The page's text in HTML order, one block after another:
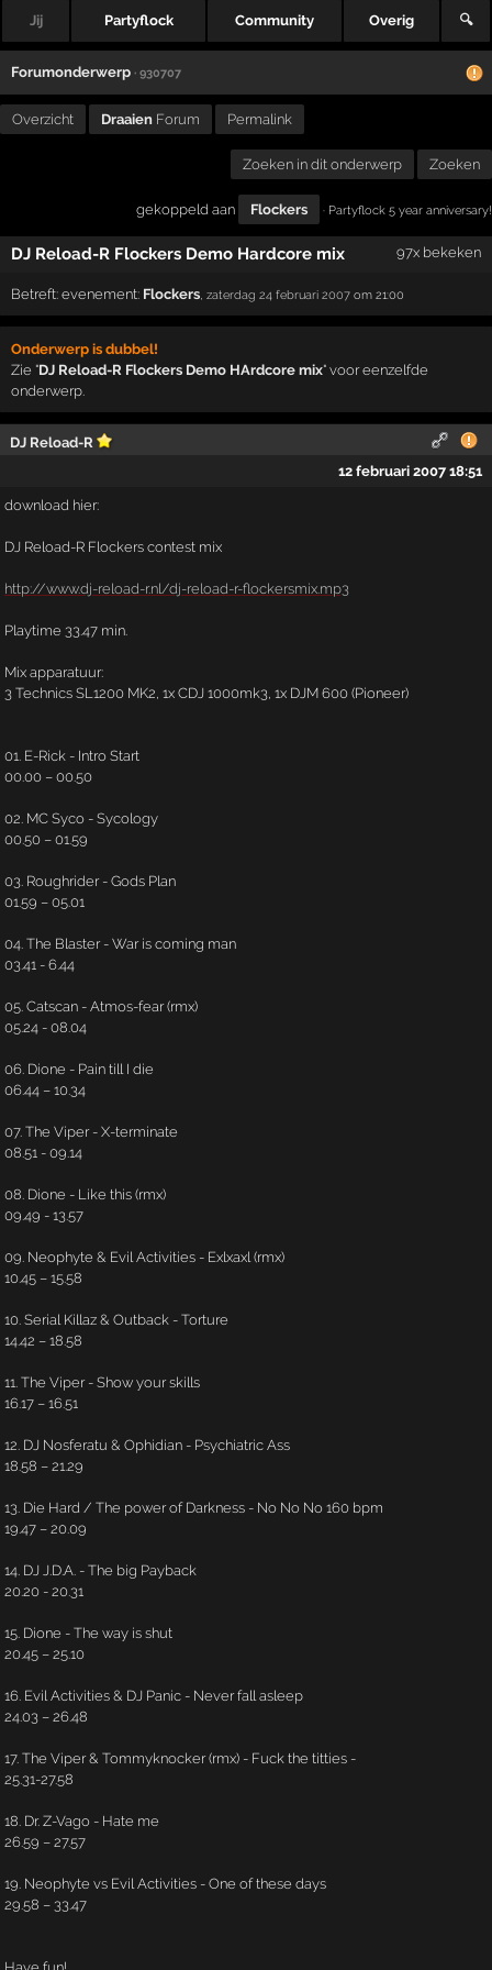
Jij Partyflock Community Overig 🔍
Forumonderwerp · 930707
Overzicht Draaien Forum Permalink
Zoeken in dit onderwerp Zoeken
gekoppeld aan Flockers · Partyflock 5 year anniversary!
DJ Reload-R Flockers Demo Hardcore mix 97x bekeken
Betreft:evenement: Flockers ,zaterdag 24 februari 2007 om 21:00
Onderwerp is dubbel!
Zie "DJ Reload-R Flockers Demo HArdcore mix" voor eenzelfde
onderwerp.
DJ Reload-R
12 februari 2007 18:51
download hier:
DJ Reload-R Flockers contest mix
http://www.dj-reload-r.nl/dj-reload-r-flockersmix.mp3
Playtime 33.47 min.
Mix apparatuur:
3 Technics SL1200 MK2, 1x CDJ 1000mk3, 1x DJM 600 (Pioneer)
01. E-Rick - Intro Start
00.00 – 00.50
02. MC Syco - Sycology
00.50 – 01.59
03. Roughrider - Gods Plan
01.59 – 05.01
04. The Blaster - War is coming man
03.41 - 6.44
05. Catscan - Atmos-fear (rmx)
05.24 - 08.04
06. Dione - Pain till I die
06.44 – 10.34
07. The Viper - X-terminate
08.51 - 09.14
08. Dione - Like this (rmx)
09.49 - 13.57
09. Neophyte & Evil Activities - Exlxaxl (rmx)
10.45 – 15.58
10. Serial Killaz & Outback - Torture
14.42 – 18.58
11. The Viper - Show your skills
16.17 – 16.51
12. DJ Nosferatu & Ophidian - Psychiatric Ass
18.58 – 21.29
13. Die Hard / The power of Darkness - No No No 160 bpm
19.47 – 20.09
14. DJ J.D.A. - The big Payback
20.20 - 20.31
15. Dione - The way is shut
20.45 – 25.10
16. Evil Activities & DJ Panic - Never fall asleep
24.03 – 26.48
17. The Viper & Tommyknocker (rmx) - Fuck the titties -
25.31-27.58
18. Dr. Z-Vago - Hate me
26.59 – 27.57
19. Neophyte vs Evil Activities - One of these days
29.58 – 33.47